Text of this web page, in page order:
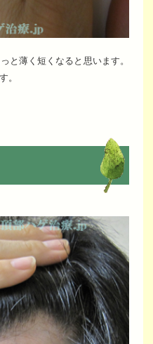
と薄く短くなると思います。
。